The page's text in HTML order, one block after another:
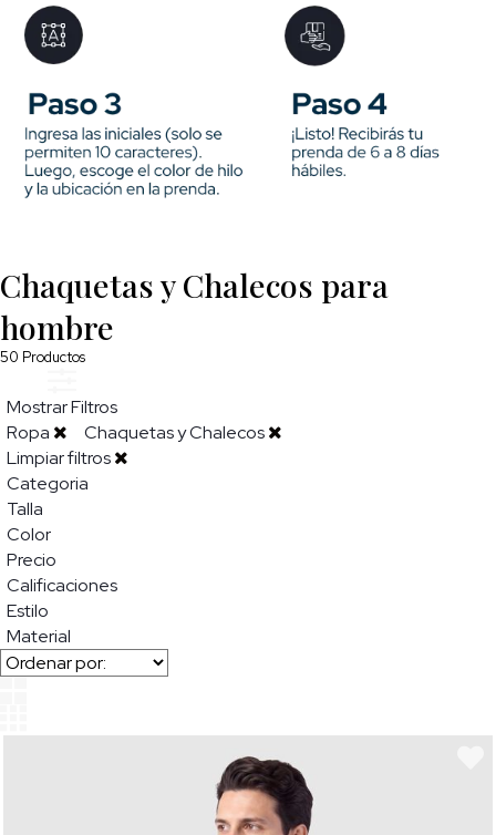
Chaquetas y Chalecos para
hombre
50 Productos
Mostrar Filtros
Ropa
Chaquetas y Chalecos
Limpiar filtros
Categoria
Talla
Color
Precio
Calificaciones
Estilo
Material